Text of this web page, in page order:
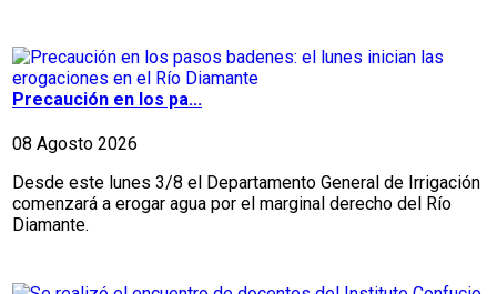
Precaución en los pa...
08 Agosto 2026
Desde este lunes 3/8 el Departamento General de Irrigación
comenzará a erogar agua por el marginal derecho del Río
Diamante.